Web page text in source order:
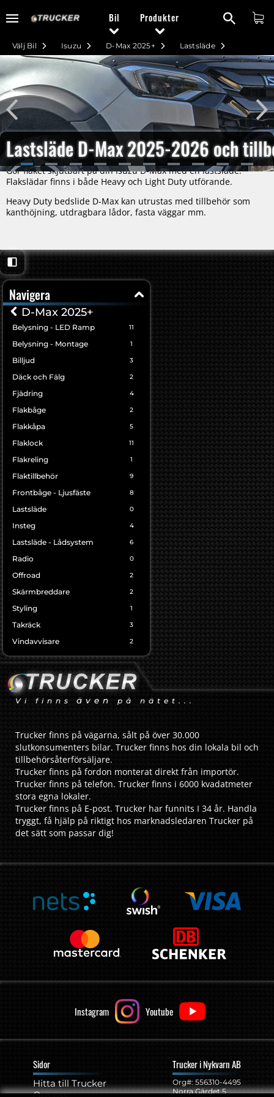
Bil Produkter
Lastsläde
D-Max 2025+
Isuzu
Välj Bil
Lastsläde D-Max 2025-2026 och
Gör flaket skjutbart på din Isuzu D-Max med en lastsläde.
Flakslädar finns i både Heavy och Light Duty utförande.
Heavy Duty bedslide D-Max kan utrustas med tillbehör som
kanthöjning, utdragbara lådor, fasta väggar mm.
Navigera
D-Max 2025+
Belysning - LED Ramp 11
Belysning - Montage 1
Billjud 3
Däck och Fälg 2
Fjädring 4
Flakbåge 2
Flakkåpa 5
Flaklock 11
Flakreling 1
Flaktillbehör 9
Frontbåge - Ljusfäste 8
Lastsläde 0
Insteg 4
Lastsläde - Lådsystem 6
Radio 0
Offroad 2
Skärmbreddare 2
Styling 1
Takräck 3
Vindavvisare 2
Vi finns även på nätet...
Trucker finns på vägarna, sålt på över 30.000
slutkonsumenters bilar. Trucker finns hos din lokala bil och
tillbehörsåterförsäljare.
Trucker finns på fordon monterat direkt från importör.
Trucker finns på telefon. Trucker finns i 6000 kvadatmeter
stora egna lokaler.
Trucker finns på E-post. Trucker har funnits I 34 år. Handla
tryggt, få hjälp på riktigt hos marknadsledaren Trucker på
det sätt som passar dig!
Instagram Youtube
Sidor
Hitta till Trucker
Om oss
Trucker i Nykvarn AB
Org#: ‍556310-4495
Norra Gärdet 5